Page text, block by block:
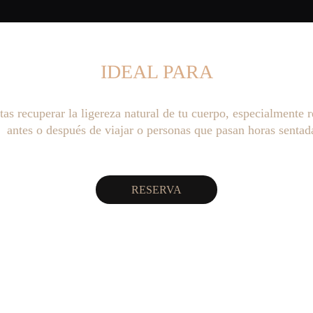
RESERVA
IDEAL PARA
recuperar la ligereza natural de tu cuerpo, especialmente
antes o después de viajar o personas que pasan horas